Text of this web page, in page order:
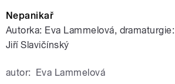
Nepanikař
Autorka: Eva Lammelová,
Jiří Slavičínský
autor: Eva Lammelová